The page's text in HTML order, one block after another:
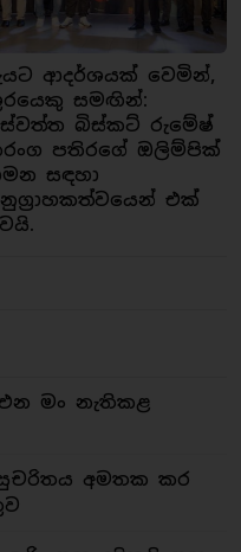
ආදර්ශයක් වෙමින්,
සමඟින්:
බිස්කට් රුමේෂ්
පතිරගේ ඔලිම්පික්
සඳහා
එක්
මං නැතිකළ
අමතක කර